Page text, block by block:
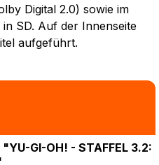
Digital 2.0) sowie im
in SD. Auf der Innenseite
aufgeführt.
"YU-GI-OH! - STAFFEL 3.2: